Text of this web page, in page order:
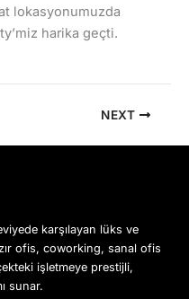
lokasyonumuzda
harika geçti.
NEXT
karşılayan lüks ve
ofis, coworking, sanal ofis
işletmeye prestijli,
sunar.